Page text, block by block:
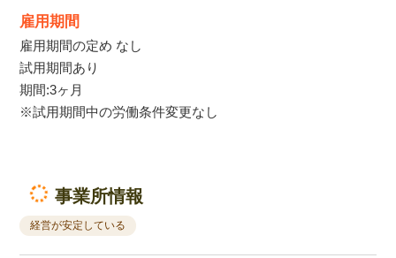
雇用期間
雇用期間の定め なし
試用期間あり
期間:3ヶ月
※試用期間中の労働条件変更なし
事業所情報
経営が安定している